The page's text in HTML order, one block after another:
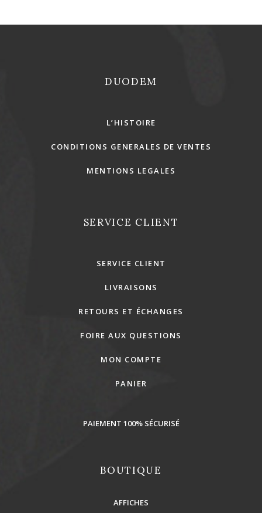
DUODEM
L’HISTOIRE
CONDITIONS GENERALES DE VENTES
MENTIONS LEGALES
SERVICE CLIENT
SERVICE CLIENT
LIVRAISONS
RETOURS ET ÉCHANGES
FOIRE AUX QUESTIONS
MON COMPTE
PANIER
PAIEMENT 100% SÉCURISÉ
BOUTIQUE
AFFICHES